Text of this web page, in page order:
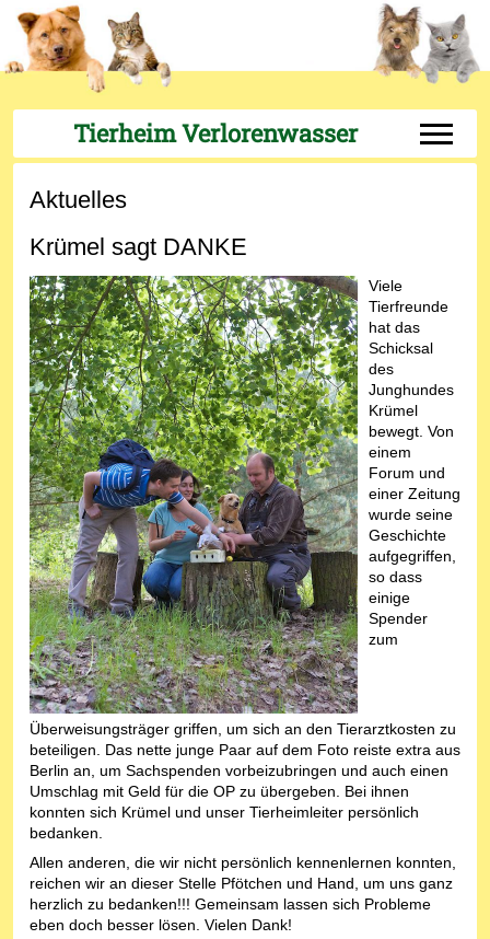
Tierheim Verlorenwasser Off-
Aktuelles
Krümel sagt DANKE
Viele
Tierfreunde
hat das
Schicksal
des
Junghundes
Krümel
bewegt. Von
einem
Forum und
einer Zeitung
wurde seine
Geschichte
aufgegriffen,
so dass
einige
Spender
zum
Überweisungsträger griffen, um sich an den Tierarztkosten zu
beteiligen. Das nette junge Paar auf dem Foto reiste extra aus
Berlin an, um Sachspenden vorbeizubringen und auch einen
Umschlag mit Geld für die OP zu übergeben. Bei ihnen
konnten sich Krümel und unser Tierheimleiter persönlich
bedanken.
Allen anderen, die wir nicht persönlich kennenlernen konnten,
reichen wir an dieser Stelle Pfötchen und Hand, um uns ganz
herzlich zu bedanken!!! Gemeinsam lassen sich Probleme
eben doch besser lösen. Vielen Dank!